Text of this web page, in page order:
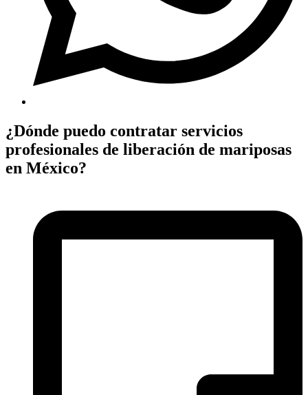
¿Dónde puedo contratar servicios
profesionales de liberación de mariposas
en México?